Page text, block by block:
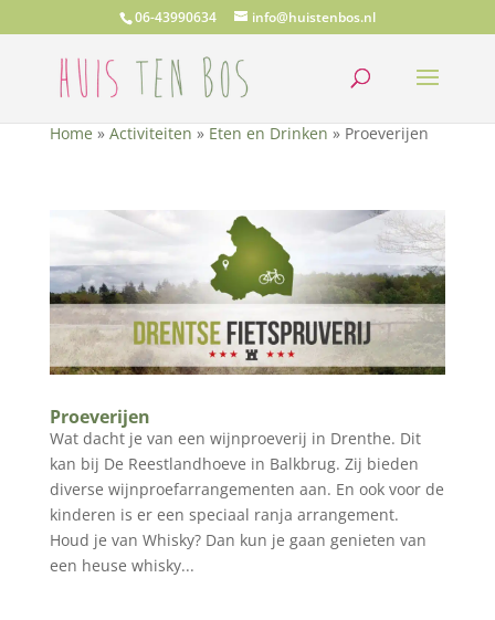
06-43990634 info@huistenbos.nl
Home » Activiteiten » Eten en Drinken » Proeverijen
Proeverijen
Wat dacht je van een wijnproeverij in Drenthe. Dit
kan bij De Reestlandhoeve in Balkbrug. Zij bieden
diverse wijnproefarrangementen aan. En ook voor de
kinderen is er een speciaal ranja arrangement.
Houd je van Whisky? Dan kun je gaan genieten van
een heuse whisky...